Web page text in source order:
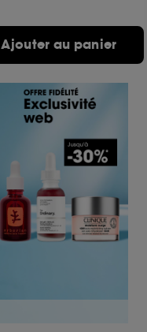
Ajouter au panier